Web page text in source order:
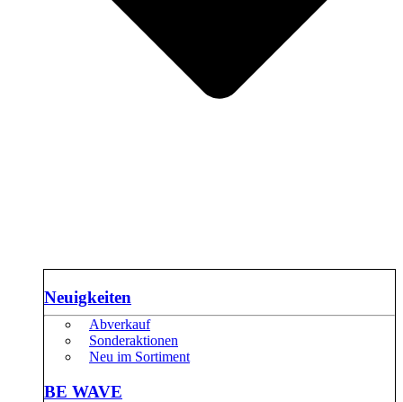
Neuigkeiten
Abverkauf
Sonderaktionen
Neu im Sortiment
BE WAVE